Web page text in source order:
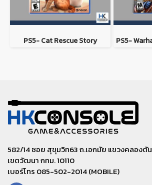
PS5- Cat Rescue Story
582/14 ซอย สุขุมวิท63 ถ.เอกมัย แขวงคลองตั
เขตวัฒนา กทม. 10110
เบอร์โทร 085-502-2014 (MOBILE)